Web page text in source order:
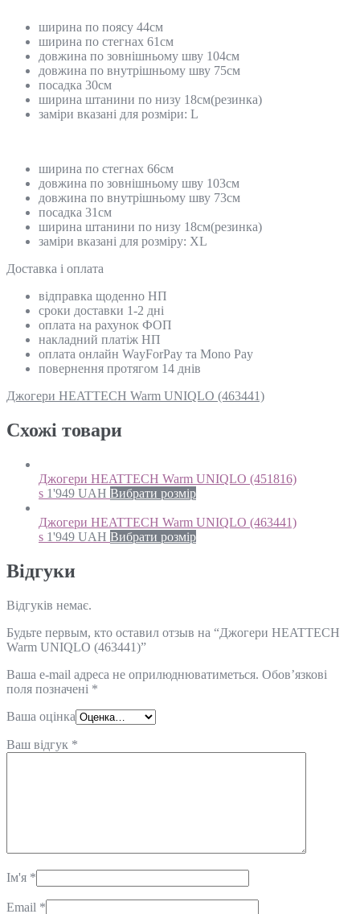
ширина по поясу 44см
ширина по стегнах 61см
довжина по зовнішньому шву 104см
довжина по внутрішньому шву 75см
посадка 30см
ширина штанини по низу 18см(резинка)
заміри вказані для розміри: L
ширина по стегнах 66см
довжина по зовнішньому шву 103см
довжина по внутрішньому шву 73см
посадка 31см
ширина штанини по низу 18см(резинка)
заміри вказані для розміру: XL
Доставка і оплата
відправка щоденно НП
сроки доставки 1-2 дні
оплата на рахунок ФОП
накладний платіж НП
оплата онлайн WayForPay та Mono Pay
повернення протягом 14 днів
Джогери HEATTECH Warm UNIQLO (463441)
Схожi товари
Джогери HEATTECH Warm UNIQLO (451816)
s 1'949 UAH Вибрати розмір
Джогери HEATTECH Warm UNIQLO (463441)
s 1'949 UAH Вибрати розмір
Відгуки
Відгуків немає.
Будьте первым, кто оставил отзыв на “Джогери HEATTECH
Warm UNIQLO (463441)”
Ваша e-mail адреса не оприлюднюватиметься. Обов’язкові
поля позначені *
Ваша оцінка
Ваш відгук *
Ім'я *
Email *